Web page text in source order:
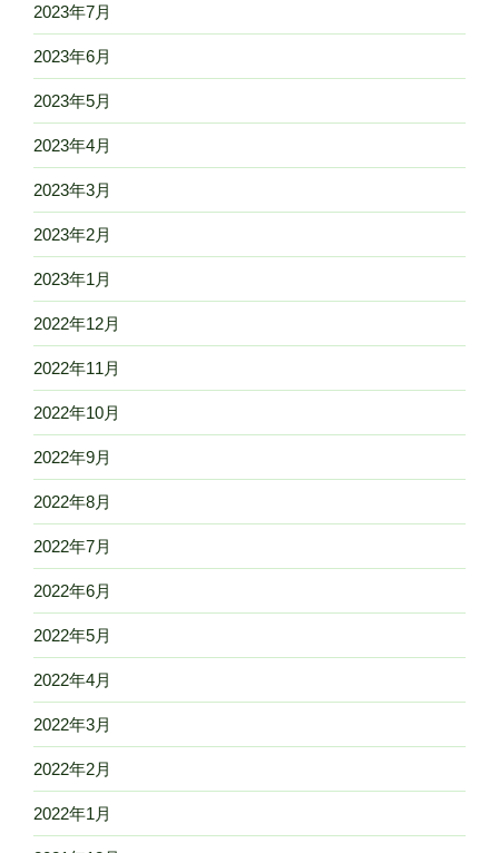
2023年7月
2023年6月
2023年5月
2023年4月
2023年3月
2023年2月
2023年1月
2022年12月
2022年11月
2022年10月
2022年9月
2022年8月
2022年7月
2022年6月
2022年5月
2022年4月
2022年3月
2022年2月
2022年1月